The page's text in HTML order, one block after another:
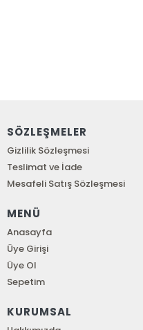
SÖZLEŞMELER
Gizlilik Sözleşmesi
Teslimat ve İade
Mesafeli Satış Sözleşmesi
MENÜ
Anasayfa
Üye Girişi
Üye Ol
Sepetim
KURUMSAL